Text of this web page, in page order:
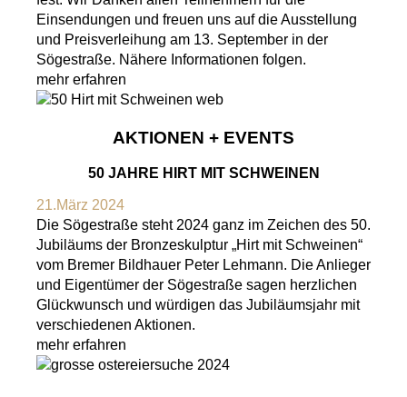
Einsendungen und freuen uns auf die Ausstellung
und Preisverleihung am 13. September in der
Sögestraße. Nähere Informationen folgen.
mehr erfahren
AKTIONEN + EVENTS
50 JAHRE HIRT MIT SCHWEINEN
21.März 2024
Die Sögestraße steht 2024 ganz im Zeichen des 50.
Jubiläums der Bronzeskulptur „Hirt mit Schweinen“
vom Bremer Bildhauer Peter Lehmann. Die Anlieger
und Eigentümer der Sögestraße sagen herzlichen
Glückwunsch und würdigen das Jubiläumsjahr mit
verschiedenen Aktionen.
mehr erfahren